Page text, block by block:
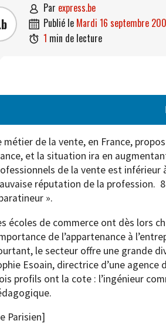
 par express.be
 publié le mardi 16 septembre
 1 min de lecture
métier de la vente, en France,
et la situation ira en
de la vente est inférieur
réputation de la profession.
».
écoles de commerce ont dès lors
de l’appartenance à
le secteur offre une grande
Esoain, directrice d’une
profils ont la cote : l’ingénieur
Parisien]